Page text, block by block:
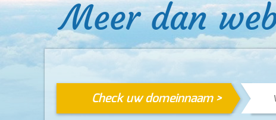
Meer dan
Check uw domeinnaam >